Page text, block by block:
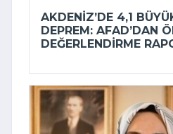
AKDENIZ’DE 4,1
DEPREM: AFAD’DAN
DEĞERLENDIRME